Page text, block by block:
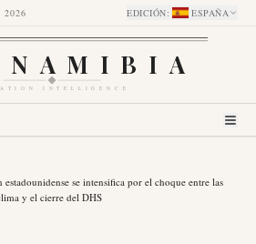
2026 EDICIÓN: ESPAÑA
INTELLIGENCE
se intensifica por el choque entre las
y el cierre del DHS